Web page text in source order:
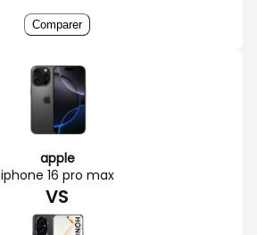
Comparer
apple
iphone 16 pro max
VS